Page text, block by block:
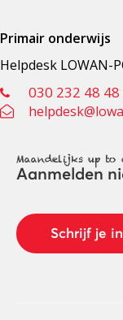
Primair onderwijs
Helpdesk LOWAN-
030 232 48 48
Maandelijks up to
Aanmelden
Schrijf je